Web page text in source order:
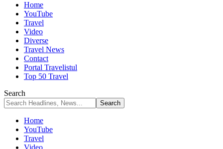
Home
YouTube
Travel
Video
Diverse
Travel News
Contact
Portal Travelistul
Top 50 Travel
Search
Home
YouTube
Travel
Video